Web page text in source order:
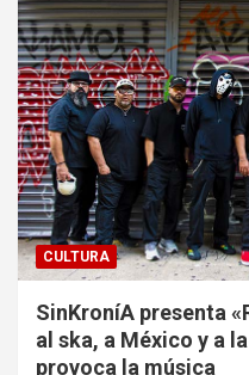
CULTURA
SinKroníA presenta
al ska, a México y a
provoca la música